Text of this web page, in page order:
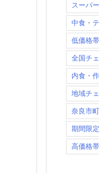
スーパ
中食・
低価格
全国チ
内食・
地域チ
奈良市
期間限
高価格帯